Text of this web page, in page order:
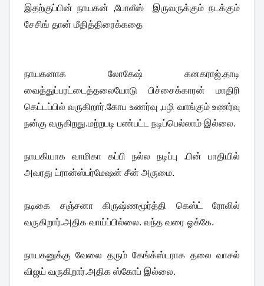
இதற்குப்பின் நாயகன் ,போலீஸ் இருவருக்கும் நடக்கும்
சேசிங் தான் மீதித்திரைக்கதை
நாயகனாக லோகேஷ் கனகராஜ்.தாடி
வைத்துப்பரட்டைத்தலையோடு பிச்சைக்காரன் மாதிரி
கெட்டப்பில் வருகிறார்.கோப உணர்வு ,பழி வாங்கும் உணர்வு
நன்கு வருகிறது.மற்றபடி பண்பட்ட நடிப்பெல்லாம் இல்லை.
நாயகியாக வாமிகா கப்பி நல்ல நடிப்பு .பின் பாதியில்
அவரது ட்ரான்ஸ்பர்மேஷன் சீன் அருமை.
நடிகை சஞ்சனா கிருஷ்ணமூர்த்தி கெஸ்ட் ரோலில்
வருகிறார்.அதிக வாய்ப்பில்லை. வந்த வரை ஓக்கே.
நாயகனுக்கு வேலை தரும் கேங்க்ஸ்டராக தலை வாசல்
விஜய் வருகிறார்.அதிக ஸ்கோப் இல்லை.